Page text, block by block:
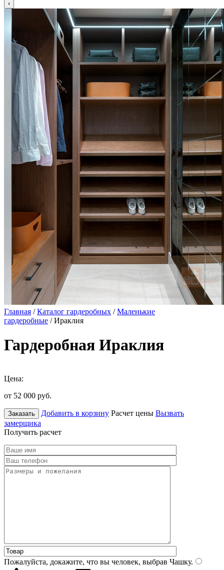
Главная /Каталог гардеробных /Маленькие
гардеробные / Ираклия
Гардеробная Ираклия
Цена:
от 52 000 руб.
Заказать Добавить в корзину Расчет цены Вызвать
замерщика
Получить расчет
Пожалуйста, докажите, что вы человек, выбрав Чашку.